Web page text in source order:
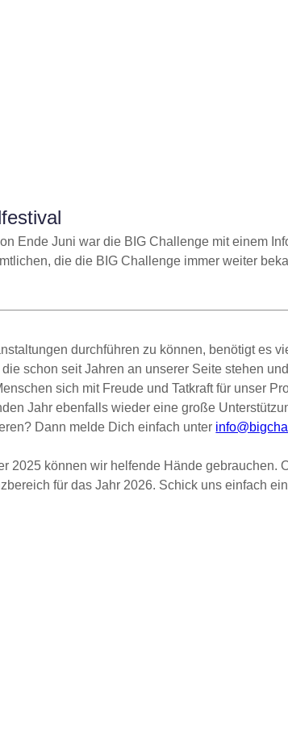
Ende Juni war die BIG Challenge mit einem
die die BIG Challenge immer weiter
durchführen zu können, benötigt es
schon seit Jahren an unserer Seite stehen
sich mit Freude und Tatkraft für unser
Jahr ebenfalls wieder eine große
Dann melde Dich einfach unter
2025 können wir helfende Hände gebrauchen.
für das Jahr 2026. Schick uns einfach